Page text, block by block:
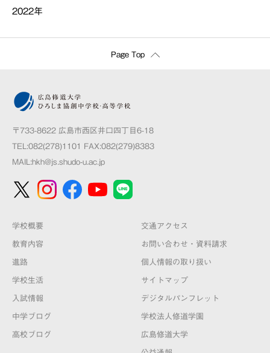
2022年
Page Top
〒733-8622 広島市西区井口四丁目6-18
TEL:082(278)1101 FAX:082(279)8383
MAIL:hkh@js.shudo-u.ac.jp
学校概要
教育内容
進路
学校生活
入試情報
中学ブログ
高校ブログ
交通アクセス
お問い合わせ・資料請求
個人情報の取り扱い
サイトマップ
デジタルパンフレット
学校法人修道学園
広島修道大学